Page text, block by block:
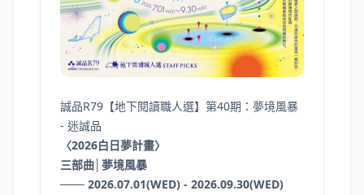
誠品R79【地下閱讀職人選】第40期：夢境風暴
- 迷誠品
〈2026白日夢計畫〉
三部曲│夢境風暴
─── 2026.07.01(WED) - 2026.09.30(WED)